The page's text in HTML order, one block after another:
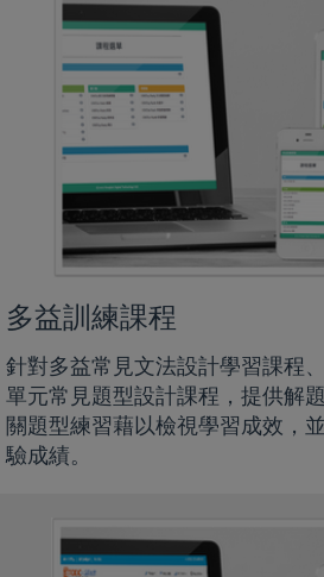
多益訓練課程
針對多益常見文法設計學習課程
單元常見題型設計課程，提供解
關題型練習藉以檢視學習成效，
驗成績。